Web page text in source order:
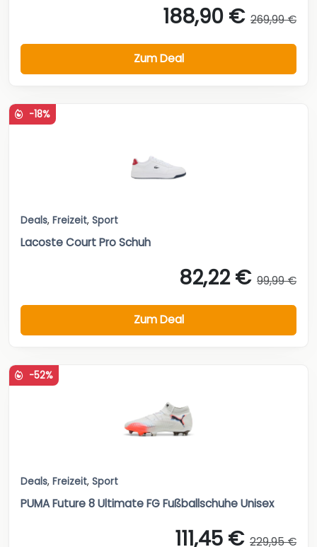
188,90 € 269,99 €
Zum Deal
-18%
Deals, Freizeit, Sport
Lacoste Court Pro Schuh
82,22 € 99,99 €
Zum Deal
-52%
Deals, Freizeit, Sport
PUMA Future 8 Ultimate FG Fußballschuhe Unisex
111,45 € 229,95 €